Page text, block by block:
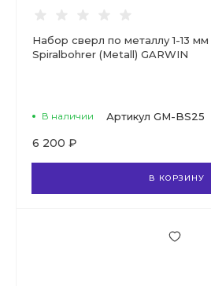
Набор сверл по металлу 1-13 мм
Spiralbohrer (Metall) GARWIN
В наличии Артикул GM-BS25
6 200 ₽
В КОРЗИНУ